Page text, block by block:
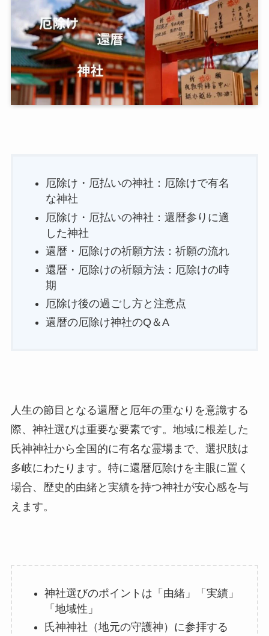
厄除け・厄払いの神社：厄除けで有名
な神社
厄除け・厄払いの神社：還暦参りに適
した神社
還暦・厄除けの祈願方法：祈願の流れ
還暦・厄除けの祈願方法：厄除けの時
期
厄除け後の過ごし方と注意点
還暦の厄除け神社のQ＆A
人生の節目となる還暦と厄年の重なりを意識する
際、神社選びは重要な要素です。地域に根差した
氏神神社から全国的に有名な霊場まで、選択肢は
多岐にわたります。特に還暦厄除けを主眼に置く
場合、歴史的由緒と実績を持つ神社が安心感を与
えます。
神社選びのポイントは「由緒」「実績」
「地域性」
氏神神社（地元の守護神）に参拝する